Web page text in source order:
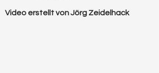
Video erstellt von Jörg Zeidelhack